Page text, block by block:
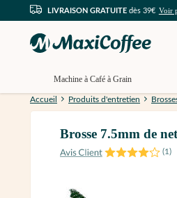
LIVRAISON GRATUITE dès 39€ Voir
Machine à Café à Grain
Accueil Produits d'entretien
Brosse 7.5mm de
(1)